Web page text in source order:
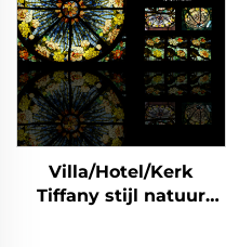
Villa/Hotel/Kerk
Tiffany stijl natuur